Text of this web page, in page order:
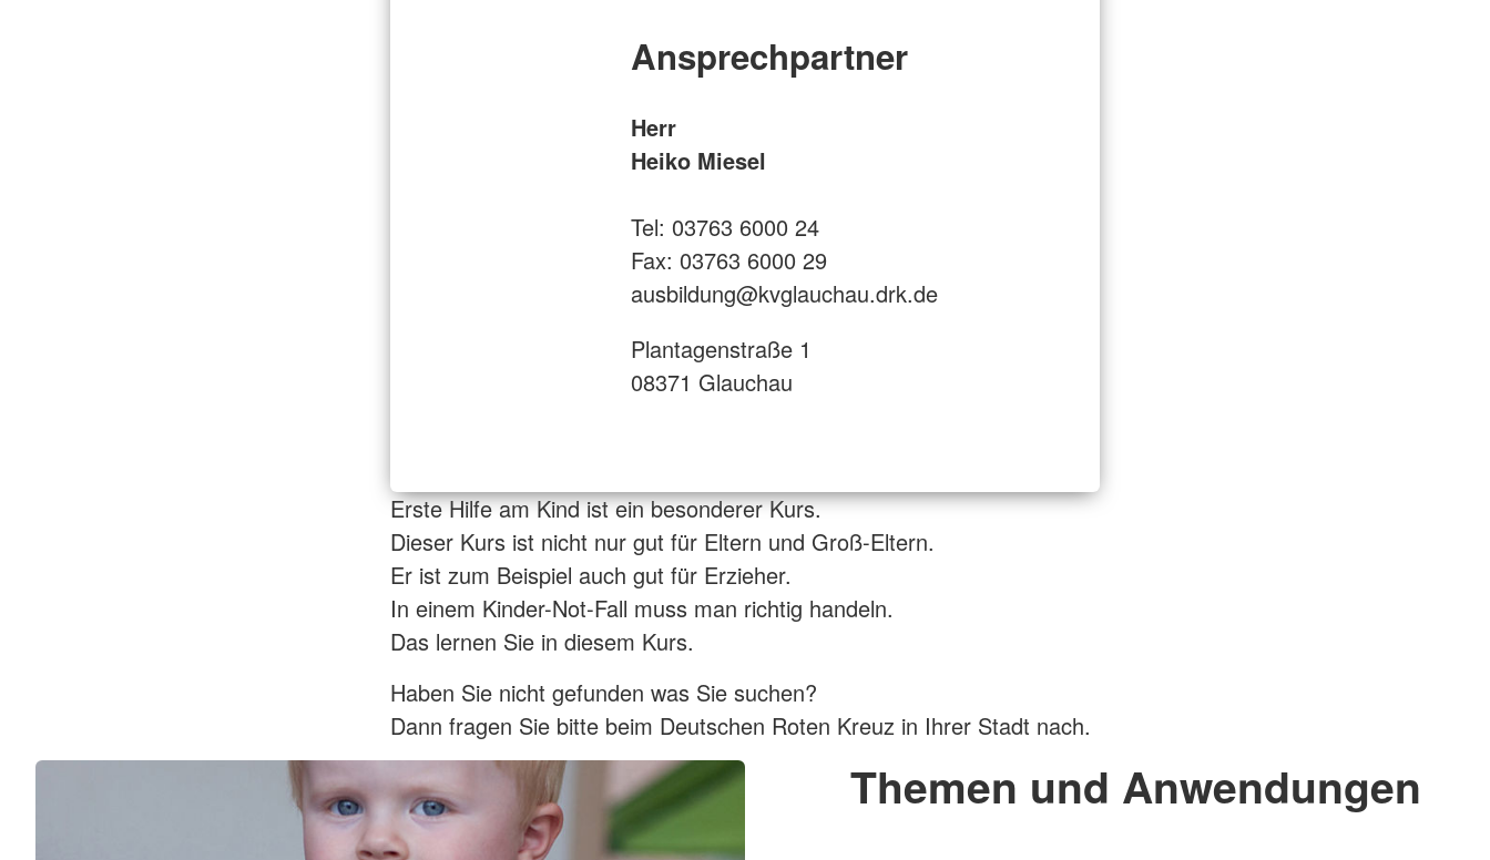
Ansprechpartner
Herr
Heiko Miesel
Tel: 03763 6000 24
Fax: 03763 6000 29
ausbildung@kvglauchau.drk.de
Plantagenstraße 1
08371 Glauchau
Erste Hilfe am Kind ist ein besonderer Kurs.
Dieser Kurs ist nicht nur gut für Eltern und Groß-Eltern.
Er ist zum Beispiel auch gut für Erzieher.
In einem Kinder-Not-Fall muss man richtig handeln.
Das lernen Sie in diesem Kurs.
Haben Sie nicht gefunden was Sie suchen?
Dann fragen Sie bitte beim Deutschen Roten Kreuz in Ihrer Stadt nach.
Themen und Anwendungen